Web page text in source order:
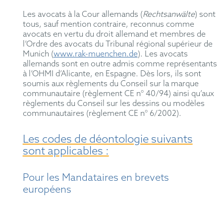
Les avocats à la Cour allemands (Rechtsanwälte) sont
tous, sauf mention contraire, reconnus comme
avocats en vertu du droit allemand et membres de
l’Ordre des avocats du Tribunal régional supérieur de
Munich (www.rak-muenchen.de). Les avocats
allemands sont en outre admis comme représentants
à l’OHMI d’Alicante, en Espagne. Dès lors, ils sont
soumis aux règlements du Conseil sur la marque
communautaire (règlement CE n° 40/94) ainsi qu’aux
règlements du Conseil sur les dessins ou modèles
communautaires (règlement CE n° 6/2002).
Les codes de déontologie suivants
sont applicables :
Pour les Mandataires en brevets
européens